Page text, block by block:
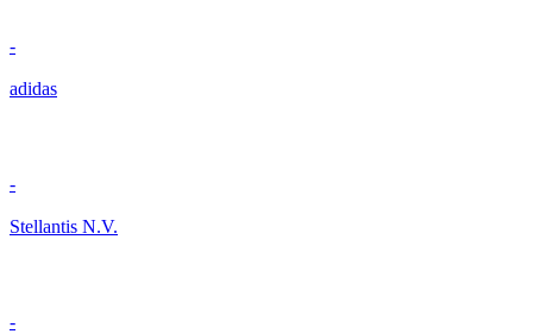
-
adidas
-
Stellantis N.V.
-